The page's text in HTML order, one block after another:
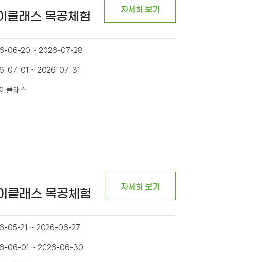
래스 목공체험
자세히 보기
06-20 ~ 2026-07-28
07-01 ~ 2026-07-31
클래스
래스 목공체험
자세히 보기
05-21 ~ 2026-06-27
06-01 ~ 2026-06-30